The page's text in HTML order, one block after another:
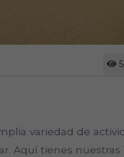
variedad de
Aquí tienes nuestras